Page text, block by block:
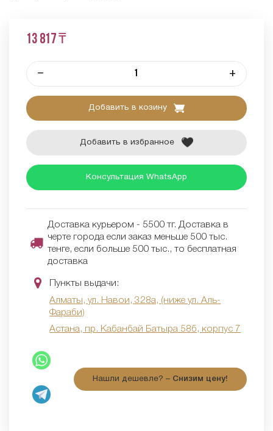
13 817 ₸
– +
Добавить в козину
Добавить в избранное
Консультация WhatsApp
Доставка курьером - 5500 тг. Доставка в
черте города если заказ меньше 500 тыс.
тенге, если больше 500 тыс., то бесплатная
доставка
Пункты выдачи:
Алматы, ул. Навои, 328а, (ниже ул. Аль-
Фараби)
Астана, пр. Кабанбай Батыра 58б, корпус 7
Нашли дешевле? – Снизим цену!